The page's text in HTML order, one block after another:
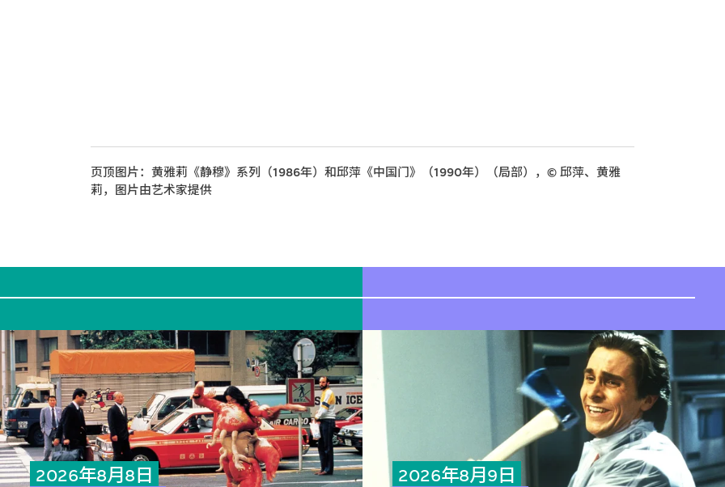
页顶图片：黄雅莉《静穆》系列（1986年）和邱萍《中国门》（1990年）（局部），©️ 邱萍、黄雅
莉，图片由艺术家提供
2026年8月8日
2026年8月9日